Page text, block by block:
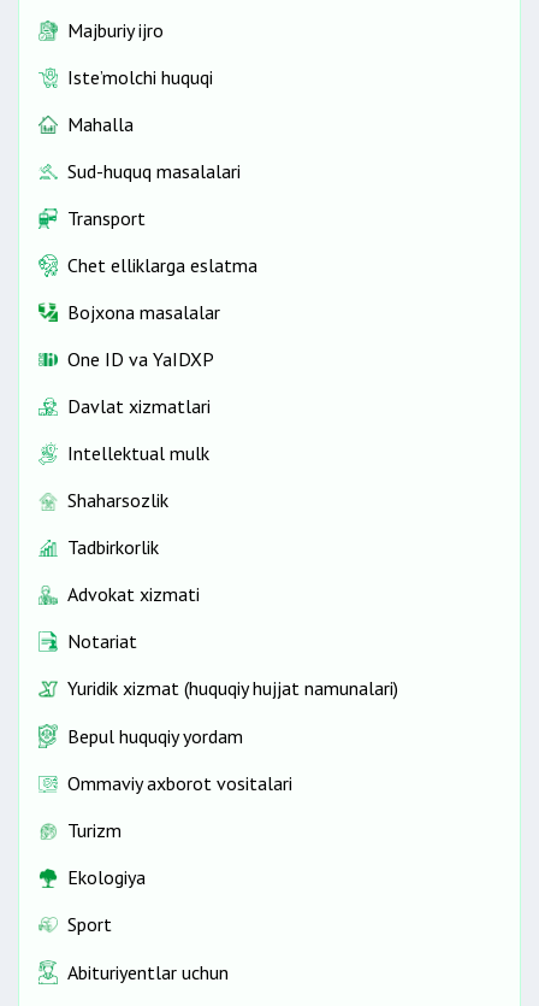
Majburiy ijro
Iste’molchi huquqi
Mahalla
Sud-huquq masalalari
Transport
Chet elliklarga eslatma
Bojxona masalalar
One ID vа YaIDXP
Davlat xizmatlari
Intellektual mulk
Shaharsozlik
Tadbirkorlik
Advokat xizmati
Notariat
Yuridik xizmat (huquqiy hujjat namunalari)
Bepul huquqiy yordam
Ommaviy axborot vositalari
Turizm
Ekologiya
Sport
Abituriyentlar uchun